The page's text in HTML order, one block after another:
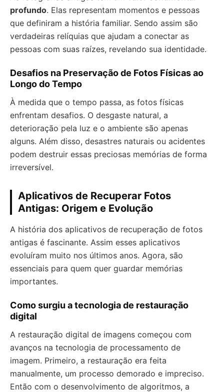
profundo. Elas representam momentos e pessoas
que definiram a história familiar. Sendo assim são
verdadeiras relíquias que ajudam a conectar as
pessoas com suas raízes, revelando sua identidade.
Desafios na Preservação de Fotos Físicas ao
Longo do Tempo
À medida que o tempo passa, as fotos físicas
enfrentam desafios. O desgaste natural, a
deterioração pela luz e o ambiente são apenas
alguns. Além disso, desastres naturais ou acidentes
podem destruir essas preciosas memórias de forma
irreversível.
Aplicativos de Recuperar Fotos
Antigas: Origem e Evolução
A história dos aplicativos de recuperação de fotos
antigas é fascinante. Assim esses aplicativos
evoluíram muito nos últimos anos. Agora, são
essenciais para quem quer guardar memórias
importantes.
Como surgiu a tecnologia de restauração
digital
A restauração digital de imagens começou com
avanços na tecnologia de processamento de
imagem. Primeiro, a restauração era feita
manualmente, um processo demorado e impreciso.
Então com o desenvolvimento de algoritmos, a